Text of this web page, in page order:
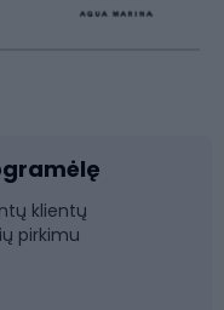
klientų
pirkimu